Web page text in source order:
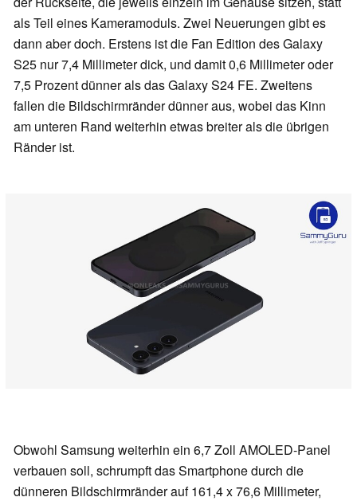
als Teil eines Kameramoduls. Zwei Neuerungen gibt es
dann aber doch. Erstens ist die Fan Edition des Galaxy
S25 nur 7,4 Millimeter dick, und damit 0,6 Millimeter oder
7,5 Prozent dünner als das Galaxy S24 FE. Zweitens
fallen die Bildschirmränder dünner aus, wobei das Kinn
am unteren Rand weiterhin etwas breiter als die übrigen
Ränder ist.
Obwohl Samsung weiterhin ein 6,7 Zoll AMOLED-Panel
verbauen soll, schrumpft das Smartphone durch die
dünneren Bildschirmränder auf 161,4 x 76,6 Millimeter,